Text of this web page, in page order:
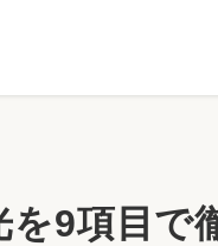
9項目で